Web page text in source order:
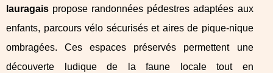
lauragais propose randonnées pédestres adaptées aux
enfants, parcours vélo sécurisés et aires de pique-nique
ombragées. Ces espaces préservés permettent une
découverte ludique de la faune locale tout en